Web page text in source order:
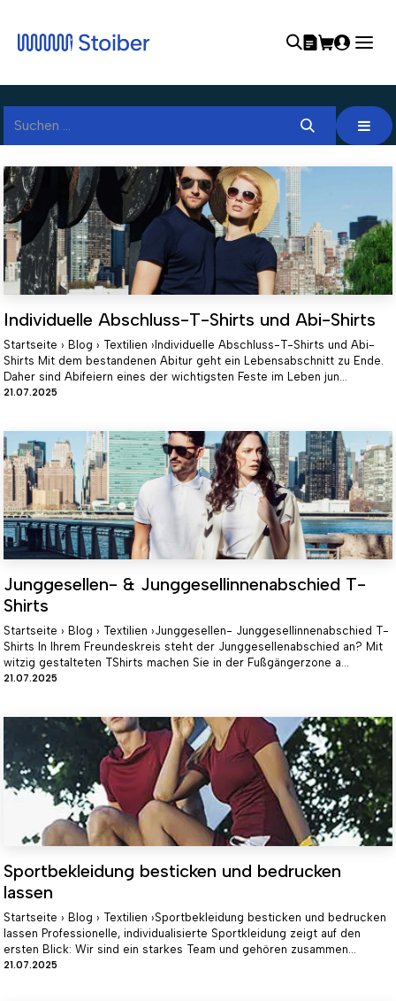
Individuelle Abschluss-T-Shirts und Abi-Shirts
Startseite › Blog › Textilien ›Individuelle Abschluss-T-Shirts und Abi-
Shirts Mit dem bestandenen Abitur geht ein Lebensabschnitt zu Ende.
Daher sind Abifeiern eines der wichtigsten Feste im Leben jun...
21.07.2025
Junggesellen- & Junggesellinnenabschied T-
Shirts
Startseite › Blog › Textilien ›Junggesellen- Junggesellinnenabschied T-
Shirts In Ihrem Freundeskreis steht der Junggesellenabschied an? Mit
witzig gestalteten TShirts machen Sie in der Fußgängerzone a...
21.07.2025
Sportbekleidung besticken und bedrucken
lassen
Startseite › Blog › Textilien ›Sportbekleidung besticken und bedrucken
lassen Professionelle, individualisierte Sportkleidung zeigt auf den
ersten Blick: Wir sind ein starkes Team und gehören zusammen...
21.07.2025